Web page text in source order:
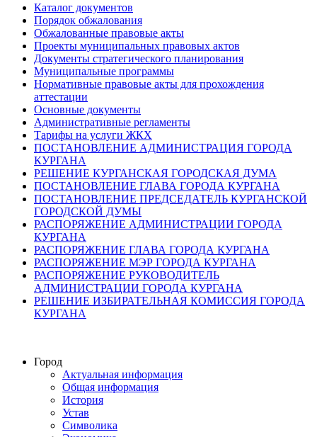
Каталог документов
Порядок обжалования
Обжалованные правовые акты
Проекты муниципальных правовых актов
Документы стратегического планирования
Муниципальные программы
Нормативные правовые акты для прохождения
аттестации
Основные документы
Административные регламенты
Тарифы на услуги ЖКХ
ПОСТАНОВЛЕНИЕ АДМИНИСТРАЦИЯ ГОРОДА
КУРГАНА
РЕШЕНИЕ КУРГАНСКАЯ ГОРОДСКАЯ ДУМА
ПОСТАНОВЛЕНИЕ ГЛАВА ГОРОДА КУРГАНА
ПОСТАНОВЛЕНИЕ ПРЕДСЕДАТЕЛЬ КУРГАНСКОЙ
ГОРОДСКОЙ ДУМЫ
РАСПОРЯЖЕНИЕ АДМИНИСТРАЦИИ ГОРОДА
КУРГАНА
РАСПОРЯЖЕНИЕ ГЛАВА ГОРОДА КУРГАНА
РАСПОРЯЖЕНИЕ МЭР ГОРОДА КУРГАНА
РАСПОРЯЖЕНИЕ РУКОВОДИТЕЛЬ
АДМИНИСТРАЦИИ ГОРОДА КУРГАНА
РЕШЕНИЕ ИЗБИРАТЕЛЬНАЯ КОМИССИЯ ГОРОДА
КУРГАНА
Город
Актуальная информация
Общая информация
История
Устав
Символика